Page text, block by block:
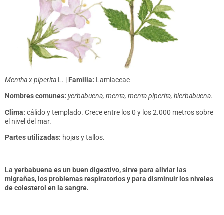
Mentha x piperita L. | Familia: Lamiaceae
Nombres comunes: yerbabuena, menta, menta piperita, hierbabuena.
Clima: cálido y templado. Crece entre los 0 y los 2.000 metros sobre
el nivel del mar.
Partes utilizadas: hojas y tallos.
La yerbabuena es un buen digestivo, sirve para aliviar las
migrañas, los problemas respiratorios y para disminuir los niveles
de colesterol en la sangre.